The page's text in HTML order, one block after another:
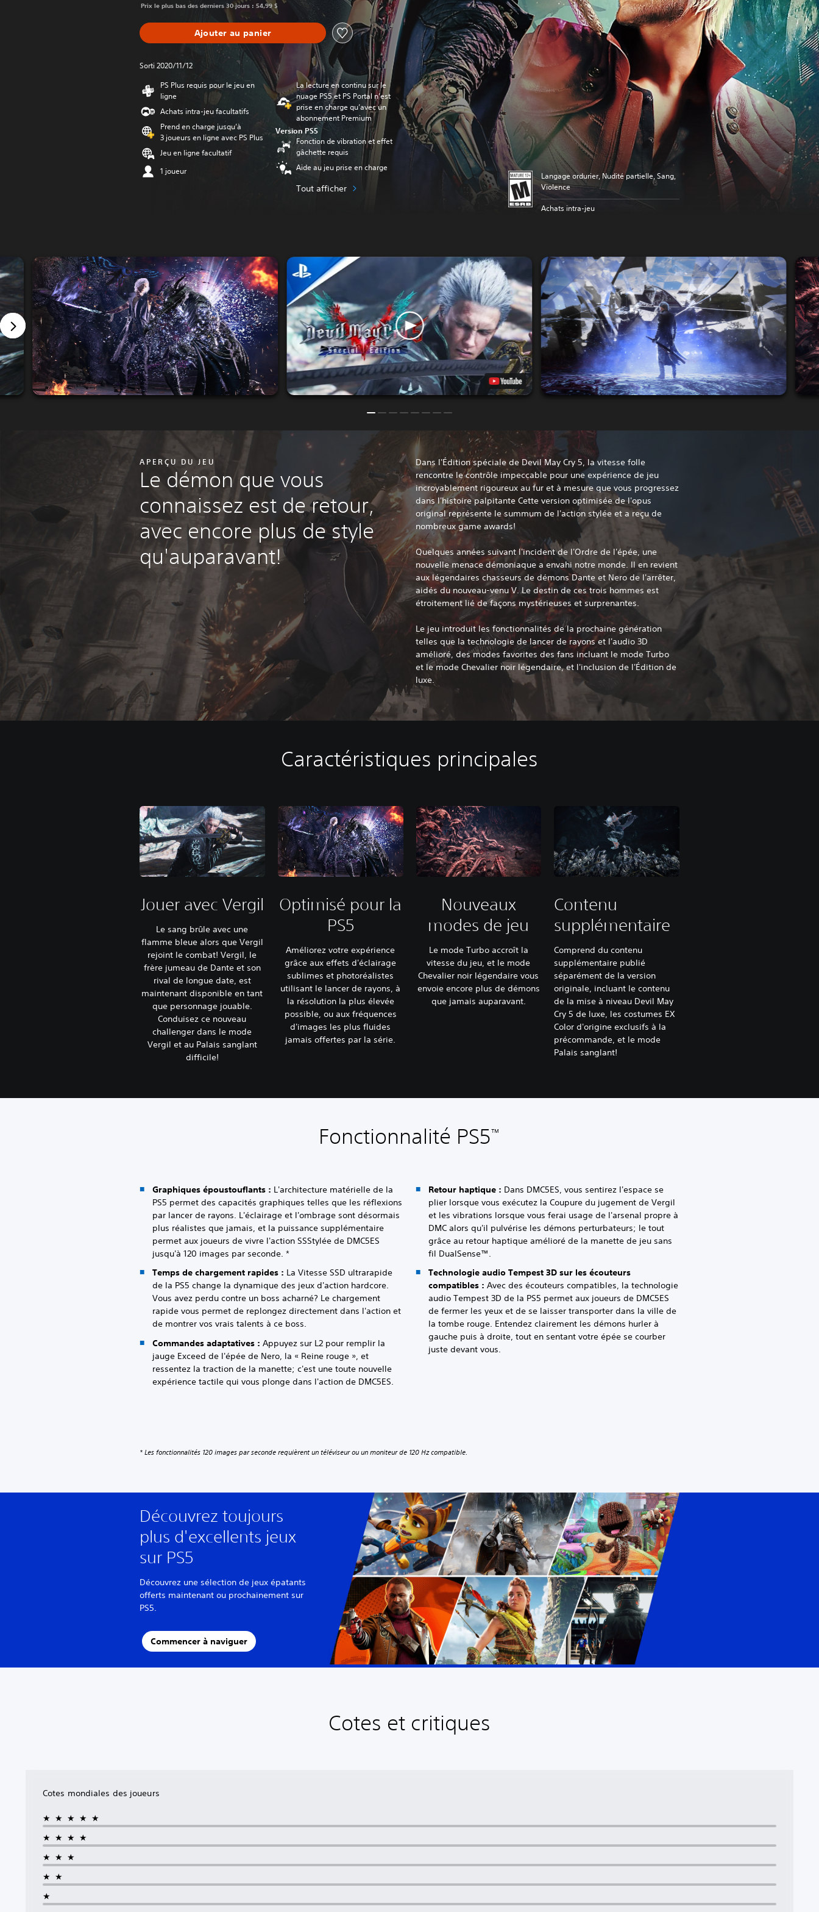
Prix le plus bas des derniers 30 jours : 54,99 $
Ajouter au panier
Sorti 2020/11/12
PS Plus requis pour le jeu en
ligne
Achats intra-jeu facultatifs
Prend en charge jusqu’à
3 joueurs en ligne avec PS Plus
Jeu en ligne facultatif
1 joueur
La lecture en continu sur le
nuage PS5 et PS Portal n’est
prise en charge qu’avec un
abonnement Premium
Version PS5
Fonction de vibration et effet
gâchette requis
Aide au jeu prise en charge
Tout afficher
Langage ordurier, Nudité partielle, Sang,
Violence
Achats intra-jeu
APERÇU DU JEU
Le démon que vous
connaissez est de retour,
avec encore plus de style
qu'auparavant!
Dans l'Édition spéciale de Devil May Cry 5, la vitesse folle
rencontre le contrôle impeccable pour une expérience de jeu
incroyablement rigoureux au fur et à mesure que vous progressez
dans l'histoire palpitante Cette version optimisée de l'opus
original représente le summum de l'action stylée et a reçu de
nombreux game awards!
Quelques années suivant l'incident de l'Ordre de l'épée, une
nouvelle menace démoniaque a envahi notre monde. Il en revient
aux légendaires chasseurs de démons Dante et Nero de l'arrêter,
aidés du nouveau-venu V. Le destin de ces trois hommes est
étroitement lié de façons mystérieuses et surprenantes.
Le jeu introduit les fonctionnalités de la prochaine génération
telles que la technologie de lancer de rayons et l'audio 3D
amélioré, des modes favorites des fans incluant le mode Turbo
et le mode Chevalier noir légendaire, et l'inclusion de l'Édition de
luxe.
Caractéristiques principales
Jouer avec Vergil
Le sang brûle avec une
flamme bleue alors que Vergil
rejoint le combat! Vergil, le
frère jumeau de Dante et son
rival de longue date, est
maintenant disponible en tant
que personnage jouable.
Conduisez ce nouveau
challenger dans le mode
Vergil et au Palais sanglant
difficile!
Optimisé pour la
PS5
Améliorez votre expérience
grâce aux effets d'éclairage
sublimes et photoréalistes
utilisant le lancer de rayons, à
la résolution la plus élevée
possible, ou aux fréquences
d'images les plus fluides
jamais offertes par la série.
Nouveaux
modes de jeu
Le mode Turbo accroît la
vitesse du jeu, et le mode
Chevalier noir légendaire vous
envoie encore plus de démons
que jamais auparavant.
Contenu
supplémentaire
Comprend du contenu
supplémentaire publié
séparément de la version
originale, incluant le contenu
de la mise à niveau Devil May
Cry 5 de luxe, les costumes EX
Color d'origine exclusifs à la
précommande, et le mode
Palais sanglant!
Fonctionnalité PS5™
Graphiques époustouflants : L'architecture matérielle de la
PS5 permet des capacités graphiques telles que les réflexions
par lancer de rayons. L'éclairage et l'ombrage sont désormais
plus réalistes que jamais, et la puissance supplémentaire
permet aux joueurs de vivre l'action SSStylée de DMC5ES
jusqu'à 120 images par seconde. *
Temps de chargement rapides : La Vitesse SSD ultrarapide
de la PS5 change la dynamique des jeux d'action hardcore.
Vous avez perdu contre un boss acharné? Le chargement
rapide vous permet de replongez directement dans l'action et
de montrer vos vrais talents à ce boss.
Commandes adaptatives : Appuyez sur L2 pour remplir la
jauge Exceed de l'épée de Nero, la « Reine rouge », et
ressentez la traction de la manette; c'est une toute nouvelle
expérience tactile qui vous plonge dans l'action de DMC5ES.
Retour haptique : Dans DMC5ES, vous sentirez l'espace se
plier lorsque vous exécutez la Coupure du jugement de Vergil
et les vibrations lorsque vous ferai usage de l'arsenal propre à
DMC alors qu'il pulvérise les démons perturbateurs; le tout
grâce au retour haptique amélioré de la manette de jeu sans
fil DualSense™.
Technologie audio Tempest 3D sur les écouteurs
compatibles : Avec des écouteurs compatibles, la technologie
audio Tempest 3D de la PS5 permet aux joueurs de DMC5ES
de fermer les yeux et de se laisser transporter dans la ville de
la tombe rouge. Entendez clairement les démons hurler à
gauche puis à droite, tout en sentant votre épée se courber
juste devant vous.
* Les fonctionnalités 120 images par seconde requièrent un téléviseur ou un moniteur de 120 Hz compatible.
Découvrez toujours
plus d'excellents jeux
sur PS5
Découvrez une sélection de jeux épatants
offerts maintenant ou prochainement sur
PS5.
Commencer à naviguer
Cotes et critiques
Cotes mondiales des joueurs
★★★★★
★★★★
★★★
★★
★